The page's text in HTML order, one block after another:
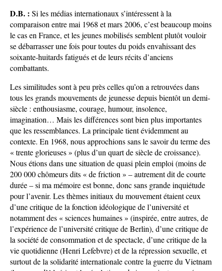
D.B. : Si les médias internationaux s’intéressent à la
comparaison entre mai 1968 et mars 2006, c’est beaucoup moins
le cas en France, et les jeunes mobilisés semblent plutôt vouloir
se débarrasser une fois pour toutes du poids envahissant des
soixante-huitards fatigués et de leurs récits d’anciens
combattants.
Les similitudes sont à peu près celles qu’on a retrouvées dans
tous les grands mouvements de jeunesse depuis bientôt un demi-
siècle : enthousiasme, courage, humour, insolence,
imagination… Mais les différences sont bien plus importantes
que les ressemblances. La principale tient évidemment au
contexte. En 1968, nous approchions sans le savoir du terme des
« trente glorieuses » (plus d’un quart de siècle de croissance).
Nous étions dans une situation de quasi plein emploi (moins de
200 000 chômeurs dits « de friction » – autrement dit de courte
durée – si ma mémoire est bonne, donc sans grande inquiétude
pour l’avenir. Les thèmes initiaux du mouvement étaient ceux
d’une critique de la fonction idéologique de l’université et
notamment des « sciences humaines » (inspirée, entre autres, de
l’expérience de l’université critique de Berlin), d’une critique de
la société de consommation et de spectacle, d’une critique de la
vie quotidienne (Henri Lefebvre) et de la répression sexuelle, et
surtout de la solidarité internationale contre la guerre du Vietnam